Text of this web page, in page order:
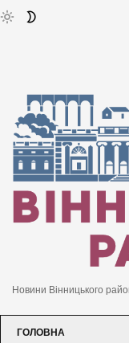
Новини Вінницького
ГОЛОВНА